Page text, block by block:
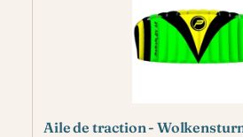
Aile de traction -